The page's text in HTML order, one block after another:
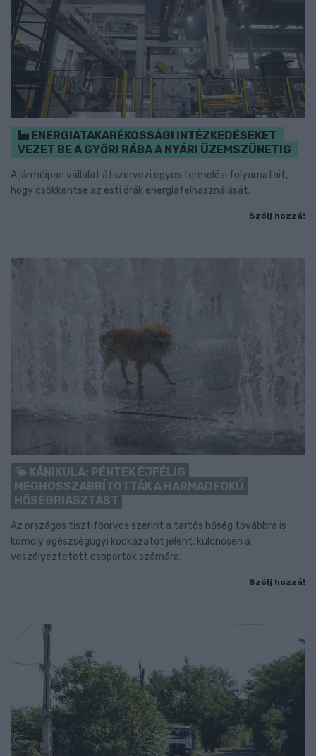
ENERGIATAKARÉKOSSÁGI INTÉZKEDÉSEKET
VEZET BE A GYŐRI RÁBA A NYÁRI ÜZEMSZÜNETIG
A járműipari vállalat átszervezi egyes termelési folyamatait,
hogy csökkentse az esti órák energiafelhasználását.
Szólj hozzá!
KÁNIKULA: PÉNTEK ÉJFÉLIG
MEGHOSSZABBÍTOTTÁK A HARMADFOKÚ
HŐSÉGRIASZTÁST
Az országos tisztifőorvos szerint a tartós hőség továbbra is
komoly egészségügyi kockázatot jelent, különösen a
veszélyeztetett csoportok számára.
Szólj hozzá!